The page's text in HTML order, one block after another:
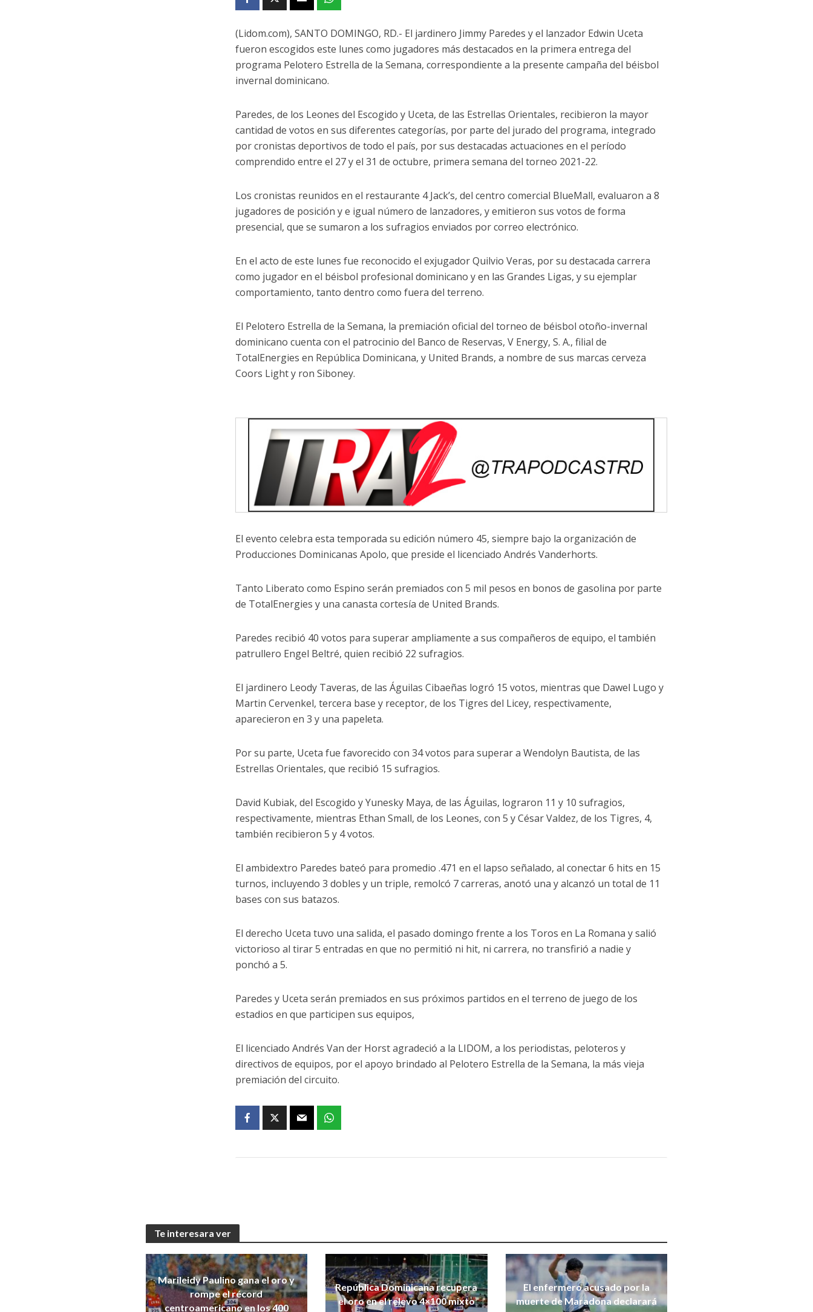
(Lidom.com), SANTO DOMINGO, RD.- El jardinero Jimmy Paredes y el lanzador Edwin Uceta
fueron escogidos este lunes como jugadores más destacados en la primera entrega del
programa Pelotero Estrella de la Semana, correspondiente a la presente campaña del béisbol
invernal dominicano.
Paredes, de los Leones del Escogido y Uceta, de las Estrellas Orientales, recibieron la mayor
cantidad de votos en sus diferentes categorías, por parte del jurado del programa, integrado
por cronistas deportivos de todo el país, por sus destacadas actuaciones en el período
comprendido entre el 27 y el 31 de octubre, primera semana del torneo 2021-22.
Los cronistas reunidos en el restaurante 4 Jack’s, del centro comercial BlueMall, evaluaron a 8
jugadores de posición y e igual número de lanzadores, y emitieron sus votos de forma
presencial, que se sumaron a los sufragios enviados por correo electrónico.
En el acto de este lunes fue reconocido el exjugador Quilvio Veras, por su destacada carrera
como jugador en el béisbol profesional dominicano y en las Grandes Ligas, y su ejemplar
comportamiento, tanto dentro como fuera del terreno.
El Pelotero Estrella de la Semana, la premiación oficial del torneo de béisbol otoño-invernal
dominicano cuenta con el patrocinio del Banco de Reservas, V Energy, S. A., filial de
TotalEnergies en República Dominicana, y United Brands, a nombre de sus marcas cerveza
Coors Light y ron Siboney.
El evento celebra esta temporada su edición número 45, siempre bajo la organización de
Producciones Dominicanas Apolo, que preside el licenciado Andrés Vanderhorts.
Tanto Liberato como Espino serán premiados con 5 mil pesos en bonos de gasolina por parte
de TotalEnergies y una canasta cortesía de United Brands.
Paredes recibió 40 votos para superar ampliamente a sus compañeros de equipo, el también
patrullero Engel Beltré, quien recibió 22 sufragios.
El jardinero Leody Taveras, de las Águilas Cibaeñas logró 15 votos, mientras que Dawel Lugo y
Martin Cervenkel, tercera base y receptor, de los Tigres del Licey, respectivamente,
aparecieron en 3 y una papeleta.
Por su parte, Uceta fue favorecido con 34 votos para superar a Wendolyn Bautista, de las
Estrellas Orientales, que recibió 15 sufragios.
David Kubiak, del Escogido y Yunesky Maya, de las Águilas, lograron 11 y 10 sufragios,
respectivamente, mientras Ethan Small, de los Leones, con 5 y César Valdez, de los Tigres, 4,
también recibieron 5 y 4 votos.
El ambidextro Paredes bateó para promedio .471 en el lapso señalado, al conectar 6 hits en 15
turnos, incluyendo 3 dobles y un triple, remolcó 7 carreras, anotó una y alcanzó un total de 11
bases con sus batazos.
El derecho Uceta tuvo una salida, el pasado domingo frente a los Toros en La Romana y salió
victorioso al tirar 5 entradas en que no permitió ni hit, ni carrera, no transfirió a nadie y
ponchó a 5.
Paredes y Uceta serán premiados en sus próximos partidos en el terreno de juego de los
estadios en que participen sus equipos,
El licenciado Andrés Van der Horst agradeció a la LIDOM, a los periodistas, peloteros y
directivos de equipos, por el apoyo brindado al Pelotero Estrella de la Semana, la más vieja
premiación del circuito.
Te interesara ver
Marileidy Paulino gana el oro y
rompe el récord
centroamericano en los 400
República Dominicana recupera
el oro en el relevo 4×100 mixto
El enfermero acusado por la
muerte de Maradona declarará